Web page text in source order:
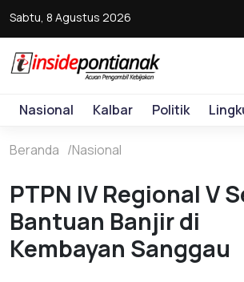
Sabtu, 8 Agustus 2026
Nasional Kalbar Politik
Beranda Nasional
PTPN IV Regional V
Bantuan Banjir di
Kembayan Sanggau